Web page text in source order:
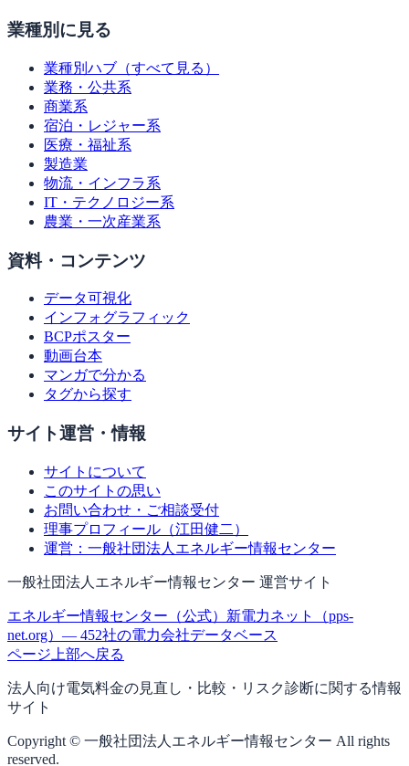
業種別に見る
業種別ハブ（すべて見る）
業務・公共系
商業系
宿泊・レジャー系
医療・福祉系
製造業
物流・インフラ系
IT・テクノロジー系
農業・一次産業系
資料・コンテンツ
データ可視化
インフォグラフィック
BCPポスター
動画台本
マンガで分かる
タグから探す
サイト運営・情報
サイトについて
このサイトの思い
お問い合わせ・ご相談受付
理事プロフィール（江田健二）
運営：一般社団法人エネルギー情報センター
一般社団法人エネルギー情報センター 運営サイト
エネルギー情報センター（公式） 新電力ネット（pps-
net.org）— 452社の電力会社データベース
ページ上部へ戻る
法人向け電気料金の見直し・比較・リスク診断に関する情報
サイト
Copyright © 一般社団法人エネルギー情報センター All rights
reserved.